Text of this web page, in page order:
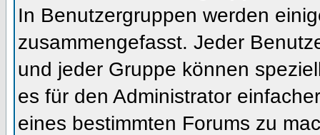
In Benutzergruppen werden
zusammengefasst. Jeder
und jeder Gruppe können
es für den Administrator
eines bestimmten Forums zu